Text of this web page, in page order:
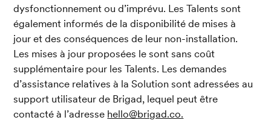
dysfonctionnement ou d’imprévu. Les Talents sont
également informés de la disponibilité de mises à
jour et des conséquences de leur non-installation.
Les mises à jour proposées le sont sans coût
supplémentaire pour les Talents. Les demandes
d’assistance relatives à la Solution sont adressées au
support utilisateur de Brigad, lequel peut être
contacté à l’adresse hello@brigad.co.